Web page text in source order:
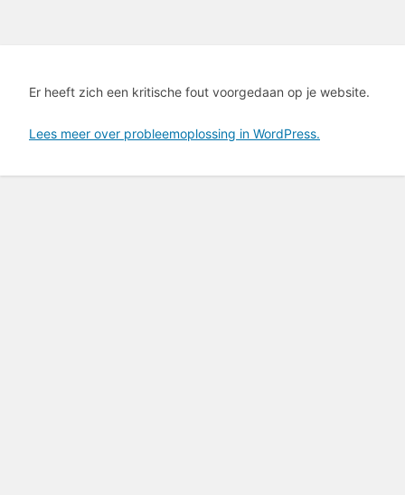
Er heeft zich een kritische fout voorgedaan op je website.
Lees meer over probleemoplossing in WordPress.